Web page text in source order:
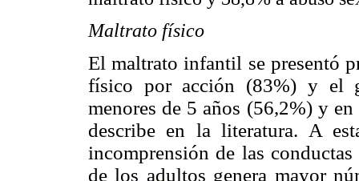
Maltrato físico
El maltrato infantil se presentó
físico por acción (83%) y el
menores de 5 años (56,2%) y
describe en la literatura. A
incomprensión de las
de los adultos genera mayor